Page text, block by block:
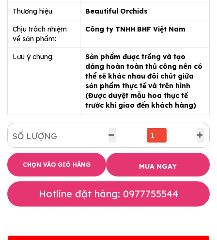
Thương hiệu Beautiful Orchids
Chịu trách nhiệm
về sản phẩm:
Công ty TNHH BHF Việt Nam
Lưu ý chung:
Sản phẩm được trồng và tạo
dáng hoàn toàn thủ công nên có
thể sẽ khác nhau đôi chút giữa
sản phẩm thực tế và trên hình
(Được duyệt mẫu hoa thực tế
trước khi giao đến khách hàng)
SỐ LƯỢNG
CHỌN VÀO GIỎ HÀNG MUA NGAY
Hotline đặt hàng: 0977755544